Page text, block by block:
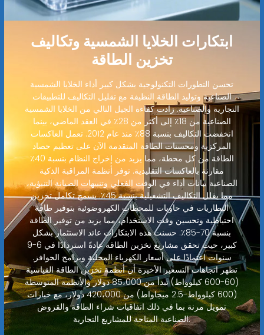
ابتكارات الخلايا الشمسية وتكاليف
تخزين الطاقة
تحسن التطورات التكنولوجية بشكل كبير أداء الخلايا الشمسية
الصناعية وتوليد الطاقة النظيفة مع تقليل التكاليف للتطبيقات
التجارية والصناعية. زادت كفاءة الجيل التالي من الخلايا الشمسية
الصناعية من 18٪ إلى أكثر من 28٪ في العقد الماضي، بينما
انخفضت التكاليف بنسبة 88٪ منذ عام 2012. تعمل العاكسات
المركزية ومحسنات الطاقة المتقدمة الآن على تعظيم حصاد
الطاقة من كل محطة، مما يزيد من إخراج النظام بنسبة 40٪
مقارنة بالعاكسات التقليدية. توفر أنظمة المراقبة الذكية
الصناعية بيانات أداء في الوقت الفعلي وتنبيهات الصيانة التنبؤية،
مما يقلل التكاليف التشغيلية بنسبة 45٪. يسمح تكامل تخزين
البطاريات في حاويات للمحطات الكهروضوئية بتوفير طاقة
احتياطية وتحسين وقت الاستخدام، مما يزيد من توفير الطاقة
بنسبة 70-85٪. حسنت هذه الابتكارات عائد الاستثمار بشكل
كبير، حيث تحقق مشاريع تخزين الطاقة عادةً استردادًا في 6-9
سنوات اعتمادًا على أسعار الكهرباء المحلية وبرامج الحوافز.
تظهر اتجاهات التسعير الأخيرة أن أنظمة تخزين الطاقة القياسية
(60-600 كيلوواط) تبدأ من 85،000 دولار والأنظمة المتوسطة
(600 كيلوواط-2.5 ميجاواط) من 420،000 دولار، مع خيارات
تمويل مرنة بما في ذلك اتفاقيات شراء الطاقة والقروض
الصناعية المتاحة للمشاريع التجارية.